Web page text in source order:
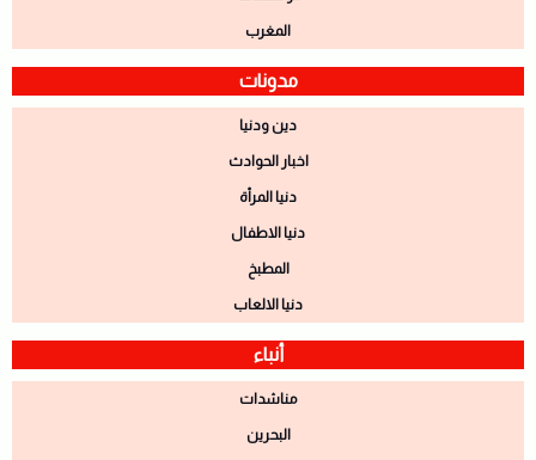
المغرب
مدونات
دين ودنيا
اخبار الحوادث
دنيا المرأة
دنيا الاطفال
المطبخ
دنيا الالعاب
أنباء
مناشدات
البحرين